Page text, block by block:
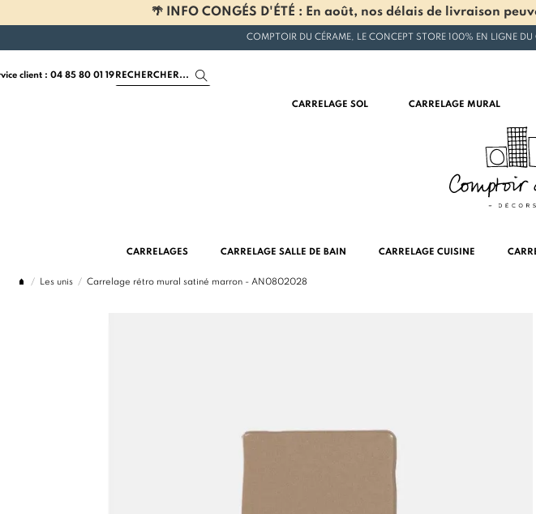
🌴 INFO CONGÉS D'ÉTÉ : En août, nos délais de livraison
COMPTOIR DU CÉRAME, LE CONCEPT STORE 100% EN LIGNE
client : 04 85 80 01 19
CARRELAGE SOL CARRELAGE MURAL
CARRELAGES CARRELAGE SALLE DE BAIN CARRELAGE CUISINE
Les unis Carrelage rétro mural satiné marron - AN0802028